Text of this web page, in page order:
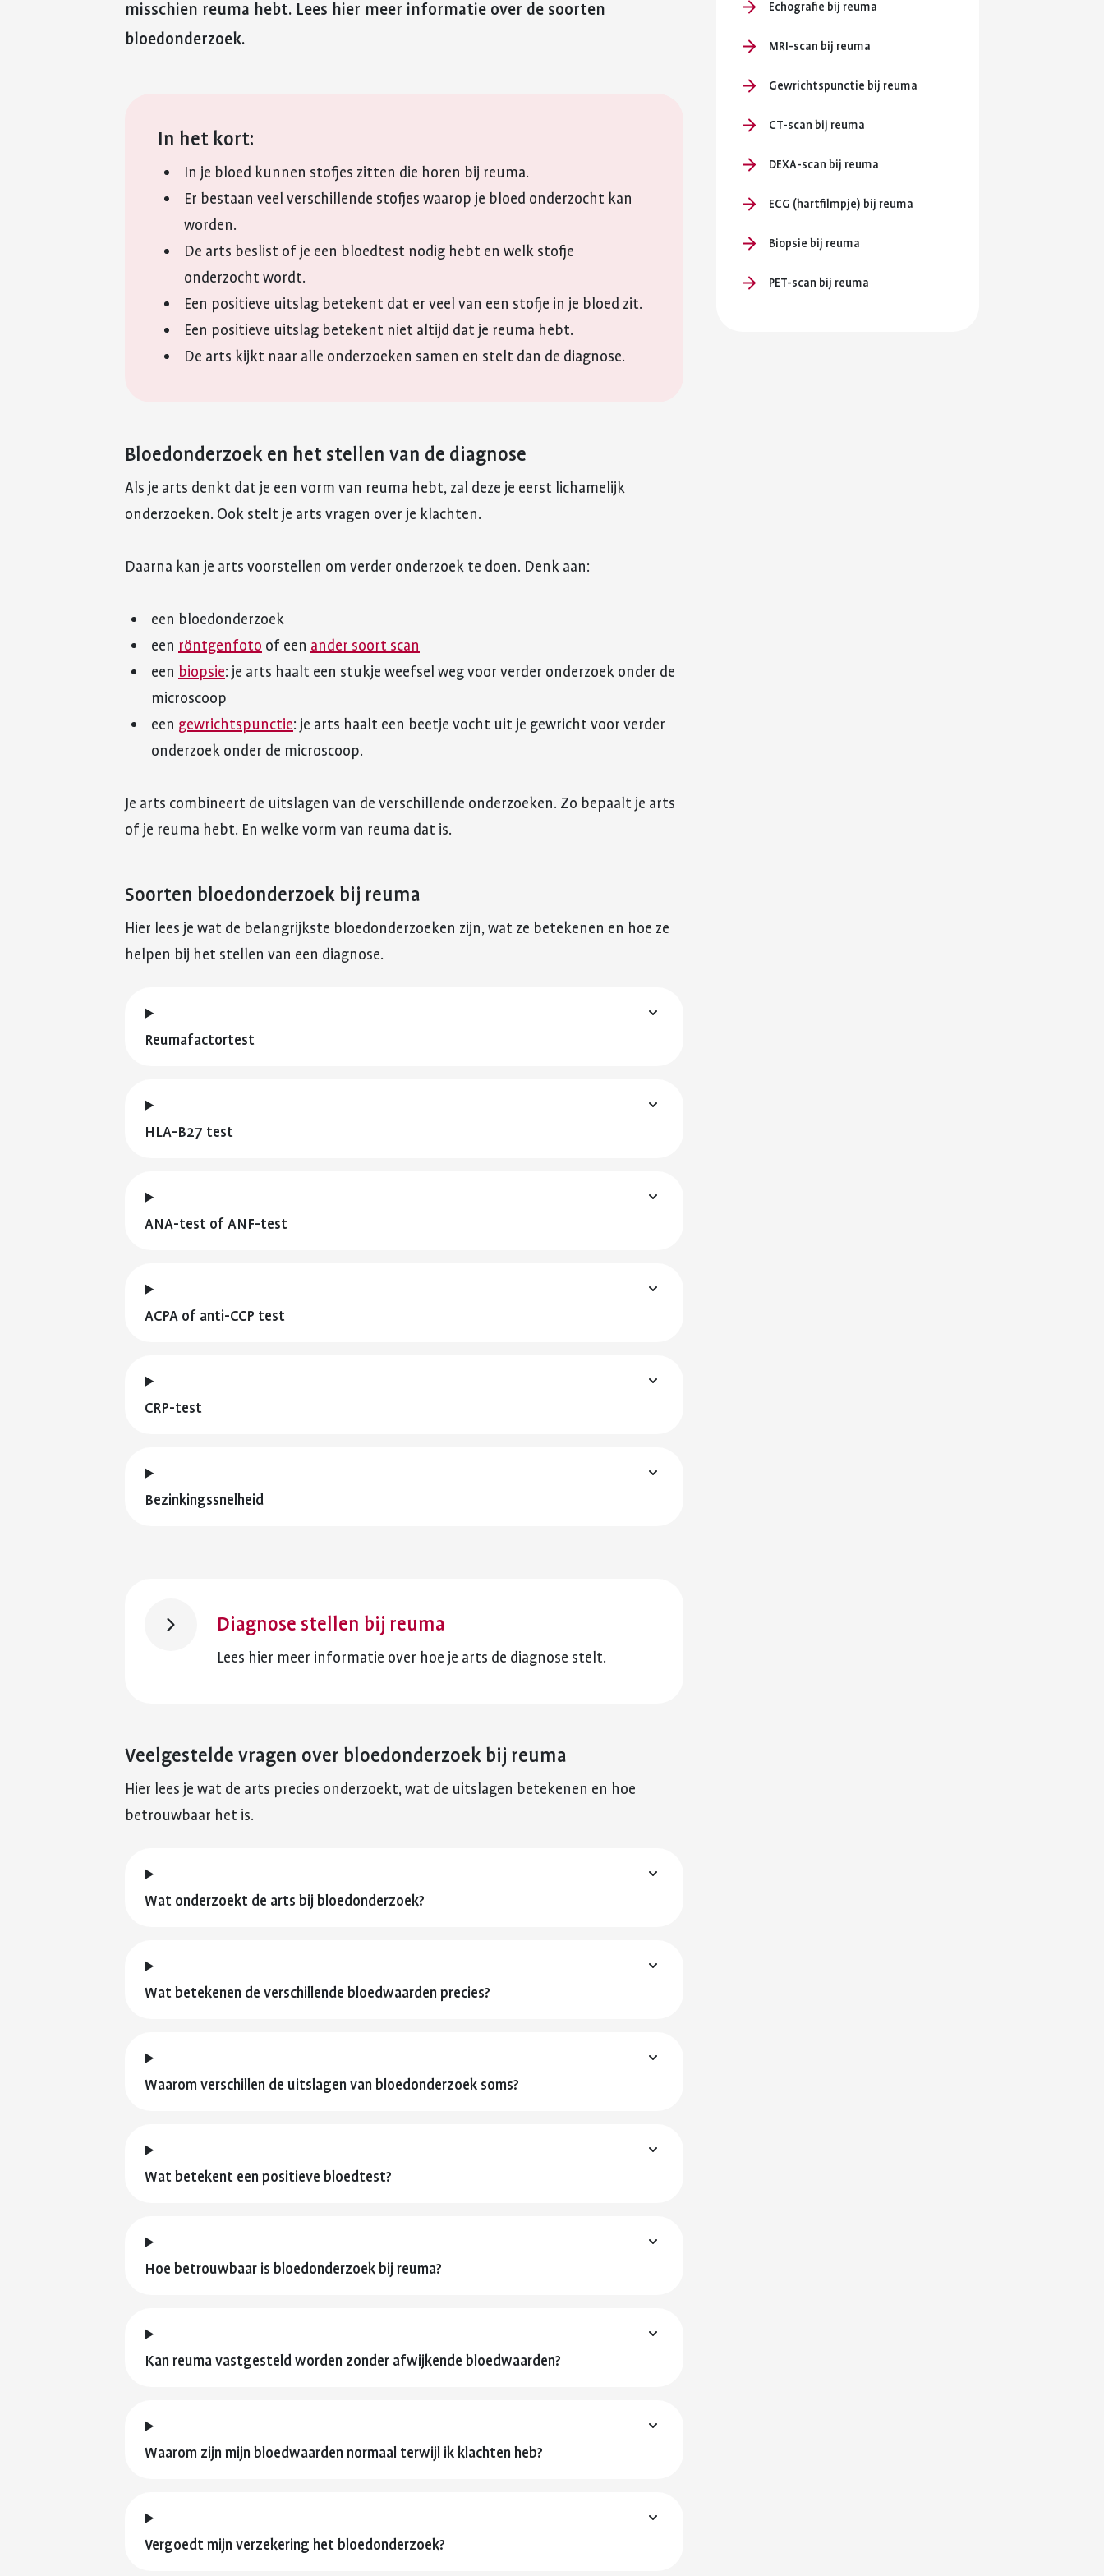
Kinderwens en zwangerschap
Meer over voeding en
misschien reuma hebt. Lees hier meer informatie over de soorten
bloedonderzoek.
In het kort:
In je bloed kunnen stofjes zitten die horen bij reuma.
Er bestaan veel verschillende stofjes waarop je bloed onderzocht kan
worden.
De arts beslist of je een bloedtest nodig hebt en welk stofje
onderzocht wordt.
Een positieve uitslag betekent dat er veel van een stofje in je bloed zit.
Een positieve uitslag betekent niet altijd dat je reuma hebt.
De arts kijkt naar alle onderzoeken samen en stelt dan de diagnose.
Bloedonderzoek en het stellen van de diagnose
Als je arts denkt dat je een vorm van reuma hebt, zal deze je eerst lichamelijk
onderzoeken. Ook stelt je arts vragen over je klachten.
Daarna kan je arts voorstellen om verder onderzoek te doen. Denk aan:
een bloedonderzoek
een röntgenfoto of een ander soort scan
een biopsie: je arts haalt een stukje weefsel weg voor verder onderzoek onder de
microscoop
een gewrichtspunctie: je arts haalt een beetje vocht uit je gewricht voor verder
onderzoek onder de microscoop.
Je arts combineert de uitslagen van de verschillende onderzoeken. Zo bepaalt je arts
of je reuma hebt. En welke vorm van reuma dat is.
Soorten bloedonderzoek bij reuma
Hier lees je wat de belangrijkste bloedonderzoeken zijn, wat ze betekenen en hoe ze
helpen bij het stellen van een diagnose.
Reumafactortest
HLA-B27 test
ANA-test of ANF-test
ACPA of anti-CCP test
CRP-test
Bezinkingssnelheid
Diagnose stellen bij reuma
Lees hier meer informatie over hoe je arts de diagnose stelt.
Veelgestelde vragen over bloedonderzoek bij reuma
Hier lees je wat de arts precies onderzoekt, wat de uitslagen betekenen en hoe
betrouwbaar het is.
Wat onderzoekt de arts bij bloedonderzoek?
Wat betekenen de verschillende bloedwaarden precies?
Waarom verschillen de uitslagen van bloedonderzoek soms?
Wat betekent een positieve bloedtest?
Hoe betrouwbaar is bloedonderzoek bij reuma?
Kan reuma vastgesteld worden zonder afwijkende bloedwaarden?
Waarom zijn mijn bloedwaarden normaal terwijl ik klachten heb?
Vergoedt mijn verzekering het bloedonderzoek?
Echografie bij reuma
MRI-scan bij reuma
Gewrichtspunctie bij reuma
CT-scan bij reuma
DEXA-scan bij reuma
ECG (hartfilmpje) bij reuma
Biopsie bij reuma
PET-scan bij reuma